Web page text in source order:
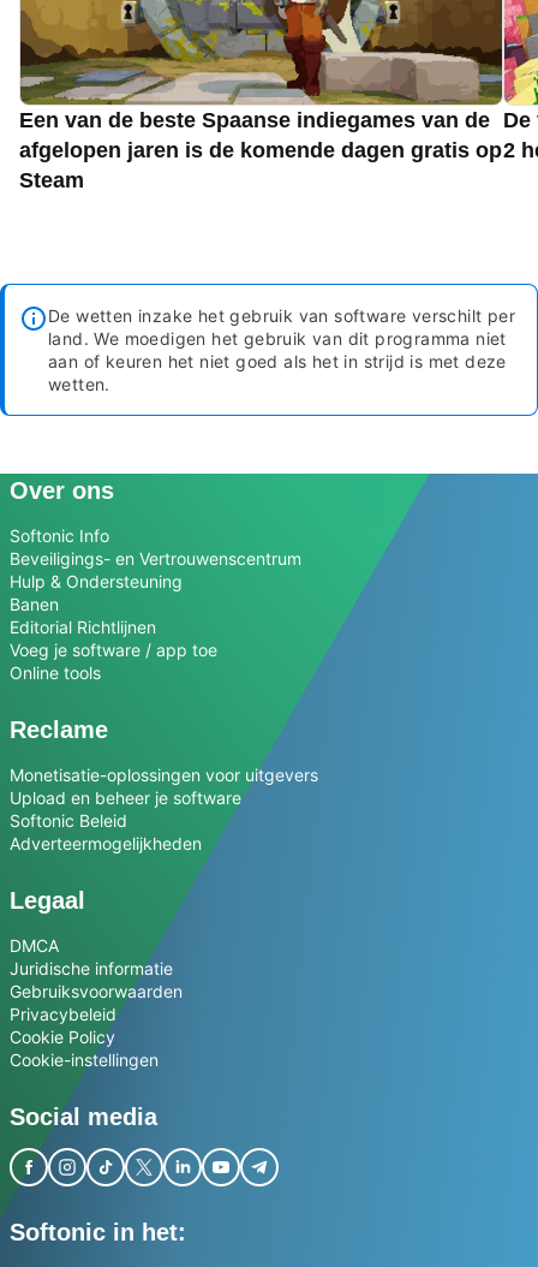
Een van de beste Spaanse indiegames van de
afgelopen jaren is de komende dagen gratis op
Steam
2
De wetten inzake het gebruik van software verschilt per
land. We moedigen het gebruik van dit programma niet
aan of keuren het niet goed als het in strijd is met deze
wetten.
Over ons
Softonic Info
Beveiligings- en Vertrouwenscentrum
Hulp & Ondersteuning
Banen
Editorial Richtlijnen
Voeg je software / app toe
Online tools
Reclame
Monetisatie-oplossingen voor uitgevers
Upload en beheer je software
Softonic Beleid
Adverteermogelijkheden
Legaal
DMCA
Juridische informatie
Gebruiksvoorwaarden
Privacybeleid
Cookie Policy
Cookie-instellingen
Social media
Softonic in het: